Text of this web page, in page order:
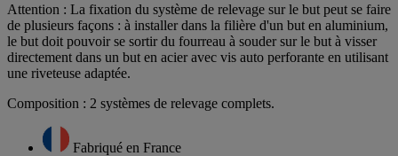
Attention : La fixation du système de relevage sur le but peut se faire
de plusieurs façons : à installer dans la filière d'un but en aluminium,
le but doit pouvoir se sortir du fourreau à souder sur le but à visser
directement dans un but en acier avec vis auto perforante en utilisant
une riveteuse adaptée.
Composition : 2 systèmes de relevage complets.
Fabriqué en France